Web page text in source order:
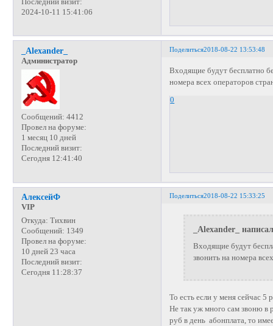
2024-10-11 15:41:06
Поделиться2018-08-22 13:53:48
_Alexander_
Администратор
Сообщений: 4412
Провел на форуме:
1 месяц 10 дней
Последний визит:
Сегодня 12:41:40
Входящие будут бесплатно
номера всех операторов
0
Поделиться2018-08-22 15:33:25
АлексейФ
VIP
Откуда: Тихвин
Сообщений: 1349
Провел на форуме:
10 дней 23 часа
Последний визит:
Сегодня 11:28:37
_Alexander_
Входящие будут
звонить на номера
То есть если у меня сейчас
Не так уж много сам звоню в
руб в день абонплата, то